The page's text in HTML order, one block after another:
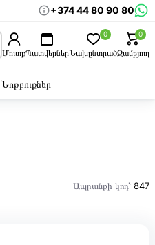
+374 44 80 90 80
ՄուտքՊատվերներՆախընտրած
0
Զամբյուղ
0
Նոթբուքներ
Ապրանքի կոդ՝ 847